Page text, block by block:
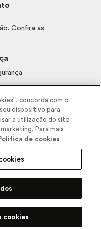
Confira as
41 IE 574.066.180.111
concorda com o
dispositivo para
a utilização do site
Para mais
de cookies
cookies